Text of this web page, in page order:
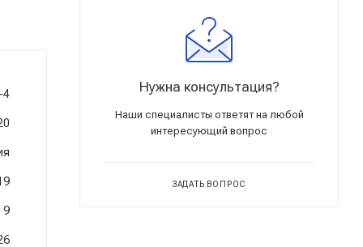
4
9
Нужна консультация?
Наши специалисты ответят на любой
интересующий вопрос
ЗАДАТЬ ВОПРОС